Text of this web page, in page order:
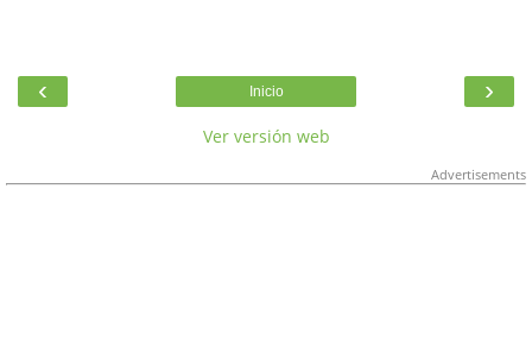
‹ ›
Inicio
Ver versión web
Advertisements